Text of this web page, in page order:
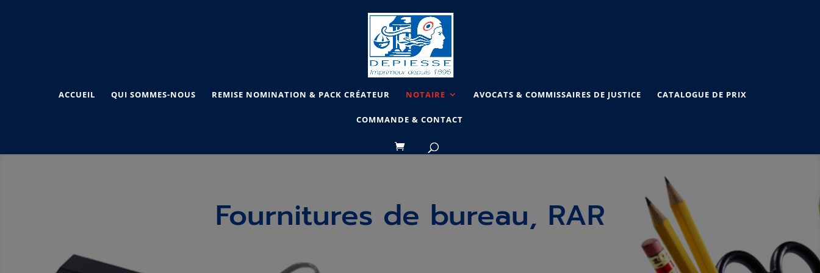
ACCUEIL QUI SOMMES-NOUS REMISE NOMINATION & PACK CRÉATEUR NOTAIRE AVOCATS & COMMISSAIRES DE JUSTICE CATALOGUE DE PRIX
COMMANDE & CONTACT
Fournitures de bureau, RAR